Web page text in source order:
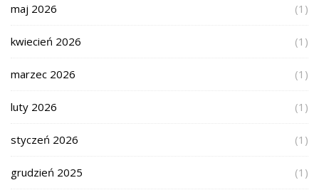
maj 2026 (1)
kwiecień 2026 (1)
marzec 2026 (1)
luty 2026 (1)
styczeń 2026 (1)
grudzień 2025 (1)